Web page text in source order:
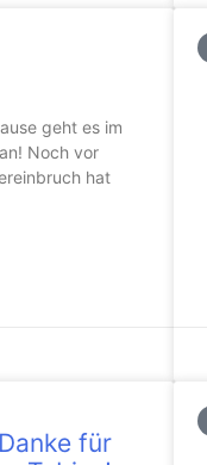
geht es im
Noch vor
hat
für